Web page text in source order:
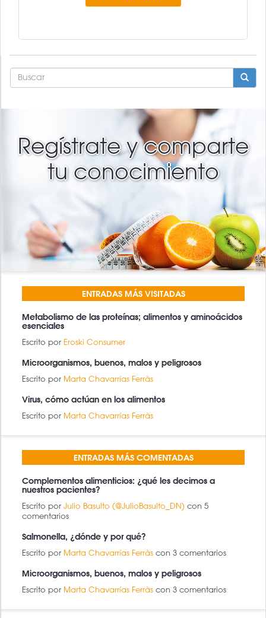
FORMULARIO
DE
Regístrate y comparte
tu conocimiento
ENTRADAS MÁS VISITADAS
Metabolismo de las proteínas; alimentos y aminoácidos
esenciales
Escrito por Eroski Consumer
Microorganismos, buenos, malos y peligrosos
Escrito por Marta Chavarrías Ferràs
Virus, cómo actúan en los alimentos
Escrito por Marta Chavarrías Ferràs
ENTRADAS MÁS COMENTADAS
Complementos alimenticios: ¿qué les decimos a
nuestros pacientes?
Escrito por Julio Basulto (@JulioBasulto_DN) con 5
comentarios
Salmonella, ¿dónde y por qué?
Escrito por Marta Chavarrías Ferràs con 3 comentarios
Microorganismos, buenos, malos y peligrosos
Escrito por Marta Chavarrías Ferràs con 3 comentarios